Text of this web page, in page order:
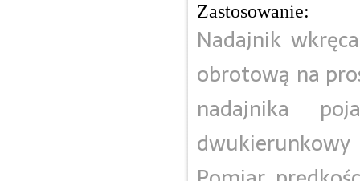
Zastosowanie:
Nadajnik
obrotową na
nadajnika